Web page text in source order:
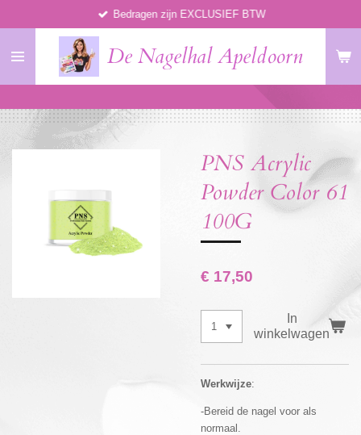
naar
hoofdinhoud
De Nagelhal Apeldoorn
Bedragen zijn EXCLUSIEF BTW
PNS Acrylic
Powder Color 61
100G
€ 17,50
In
winkelwagen
Werkwijze:
-Bereid de nagel voor als
normaal.